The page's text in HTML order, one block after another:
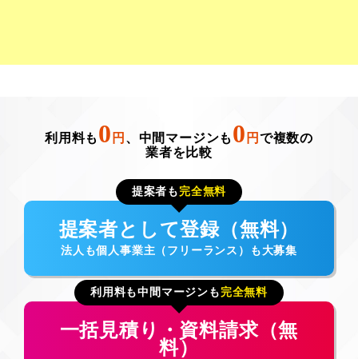
利用料も 0 円 、中間マージンも 0 円 で複数の
業者を比較
提案者も 完全無料
提案者として登録（無料）
法人も個人事業主（フリーランス）も大募集
利用料も中間マージンも 完全無料
一括見積り・資料請求（無
料）